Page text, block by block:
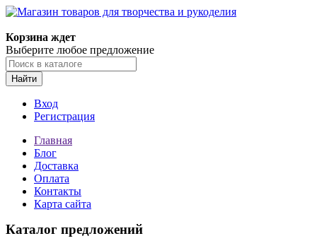
Корзина ждет
Выберите любое предложение
Найти
Вход
Регистрация
Главная
Блог
Доставка
Оплата
Контакты
Карта сайта
Каталог предложений